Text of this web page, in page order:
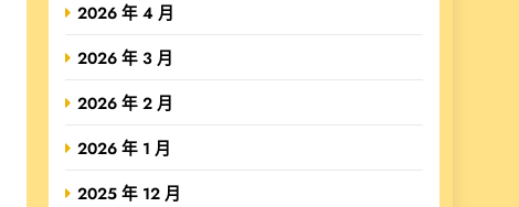
2026 年 4 月
2026 年 3 月
2026 年 2 月
2026 年 1 月
2025 年 12 月